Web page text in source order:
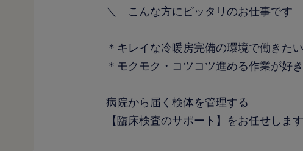
＼ こんな方にピッタリのお仕事です
＊キレイな冷暖房完備の環境で働きたい
＊モクモク・コツコツ進める作業が好き
病院から届く検体を管理する
【臨床検査のサポート】をお任せします